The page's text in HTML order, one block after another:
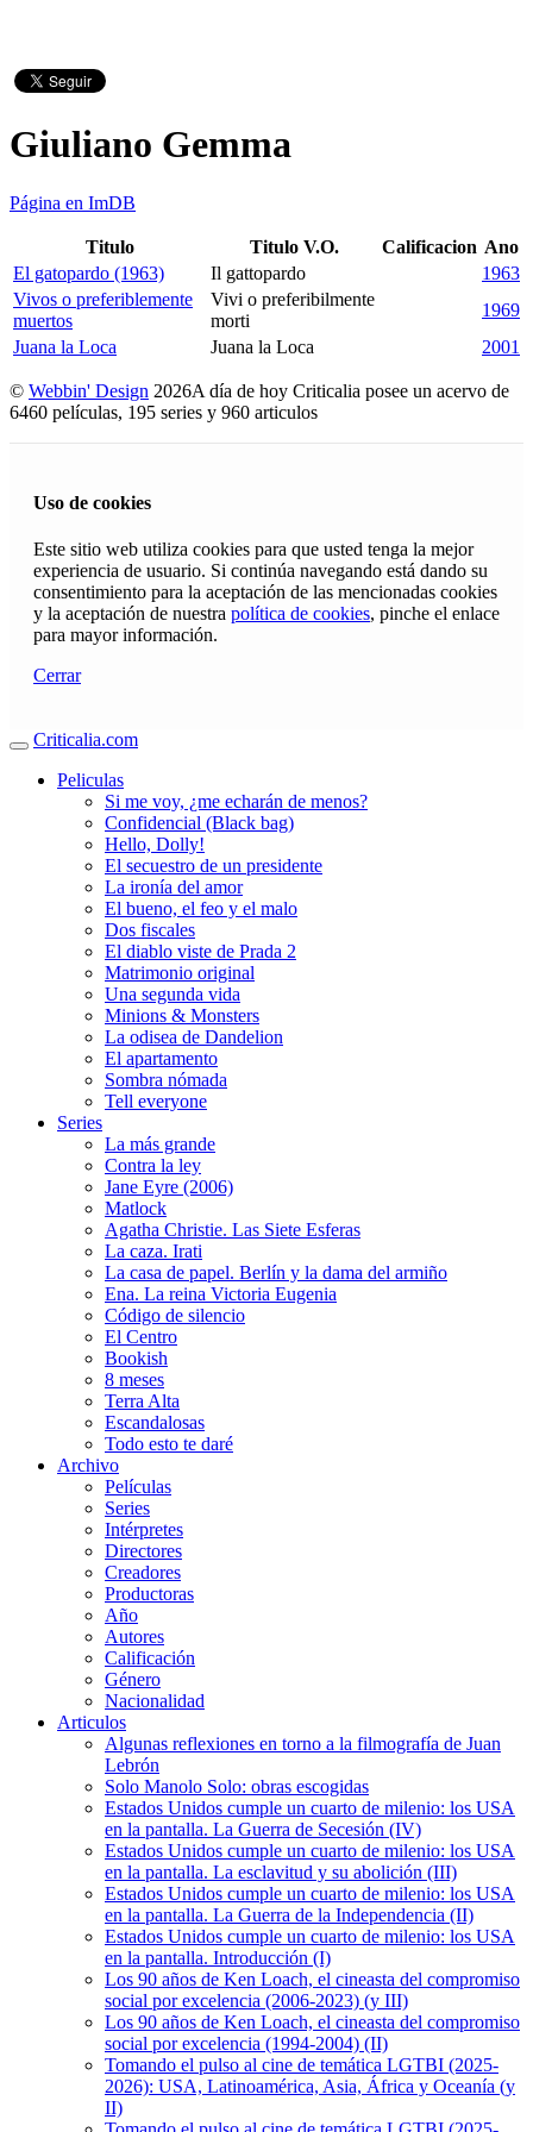
Giuliano Gemma
Página en ImDB
Titulo Titulo V.O. Calificacion Ano
El gatopardo (1963)
Il gattopardo
1963
Vivos o preferiblemente
muertos
Vivi o preferibilmente
morti
1969
Juana la Loca
Juana la Loca 2001
© Webbin' Design 2026A día de hoy Criticalia posee un acervo de
6460 películas, 195 series y 960 articulos
Uso de cookies
Este sitio web utiliza cookies para que usted tenga la mejor
experiencia de usuario. Si continúa navegando está dando su
consentimiento para la aceptación de las mencionadas cookies
y la aceptación de nuestra política de cookies, pinche el enlace
para mayor información.
Cerrar
Criticalia.com
Peliculas
Si me voy, ¿me echarán de menos?
Confidencial (Black bag)
Hello, Dolly!
El secuestro de un presidente
La ironía del amor
El bueno, el feo y el malo
Dos fiscales
El diablo viste de Prada 2
Matrimonio original
Una segunda vida
Minions & Monsters
La odisea de Dandelion
El apartamento
Sombra nómada
Tell everyone
Series
La más grande
Contra la ley
Jane Eyre (2006)
Matlock
Agatha Christie. Las Siete Esferas
La caza. Irati
La casa de papel. Berlín y la dama del armiño
Ena. La reina Victoria Eugenia
Código de silencio
El Centro
Bookish
8 meses
Terra Alta
Escandalosas
Todo esto te daré
Archivo
Películas
Series
Intérpretes
Directores
Creadores
Productoras
Año
Autores
Calificación
Género
Nacionalidad
Articulos
Algunas reflexiones en torno a la filmografía de Juan
Lebrón
Solo Manolo Solo: obras escogidas
Estados Unidos cumple un cuarto de milenio: los USA
en la pantalla. La Guerra de Secesión (IV)
Estados Unidos cumple un cuarto de milenio: los USA
en la pantalla. La esclavitud y su abolición (III)
Estados Unidos cumple un cuarto de milenio: los USA
en la pantalla. La Guerra de la Independencia (II)
Estados Unidos cumple un cuarto de milenio: los USA
en la pantalla. Introducción (I)
Los 90 años de Ken Loach, el cineasta del compromiso
social por excelencia (2006-2023) (y III)
Los 90 años de Ken Loach, el cineasta del compromiso
social por excelencia (1994-2004) (II)
Tomando el pulso al cine de temática LGTBI (2025-
2026): USA, Latinoamérica, Asia, África y Oceanía (y
II)